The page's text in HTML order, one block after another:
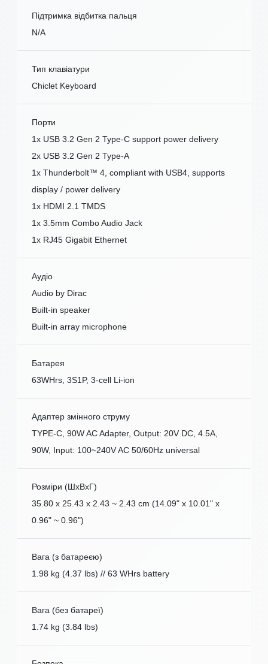
Підтримка відбитка пальця
N/A
Тип клавіатури
Chiclet Keyboard
Порти
1x USB 3.2 Gen 2 Type-C support power delivery
2x USB 3.2 Gen 2 Type-A
1x Thunderbolt™ 4, compliant with USB4, supports
display / power delivery
1x HDMI 2.1 TMDS
1x 3.5mm Combo Audio Jack
1x RJ45 Gigabit Ethernet
Аудіо
Audio by Dirac
Built-in speaker
Built-in array microphone
Батарея
63WHrs, 3S1P, 3-cell Li-ion
Адаптер змінного струму
TYPE-C, 90W AC Adapter, Output: 20V DC, 4.5A,
90W, Input: 100~240V AC 50/60Hz universal
Розміри (ШxВxГ)
35.80 x 25.43 x 2.43 ~ 2.43 cm (14.09" x 10.01" x
0.96" ~ 0.96")
Вага (з батареєю)
1.98 kg (4.37 lbs) // 63 WHrs battery
Вага (без батареї)
1.74 kg (3.84 lbs)